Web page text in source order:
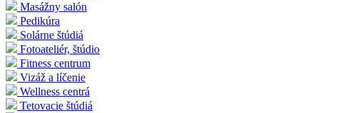
Masážny salón
Pedikúra
Solárne štúdiá
Fotoateliér, štúdio
Fitness centrum
Vizáž a líčenie
Wellness centrá
Tetovacie štúdiá